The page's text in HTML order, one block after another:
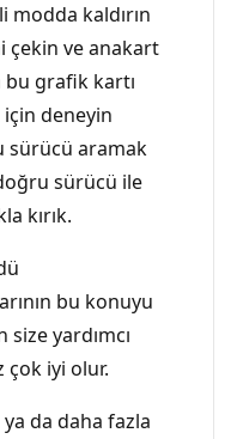
kaldırın
çekin ve anakart
grafik kartı
deneyin
sürücü aramak
sürücü ile
kırık.
bu konuyu
yardımcı
çok iyi olur.
da daha fazla